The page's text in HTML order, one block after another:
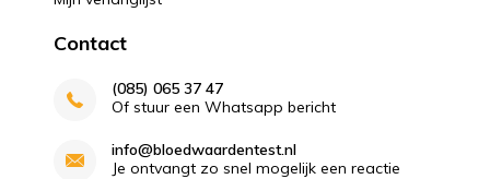
Contact
(085) 065 37 47
Of stuur een Whatsapp bericht
info@bloedwaardentest.nl
Je ontvangt zo snel mogelijk een reactie